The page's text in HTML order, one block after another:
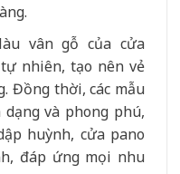
vân gỗ của cửa
nhiên, tạo nên vẻ
Đồng thời, các mẫu
và phong phú,
huỳnh, cửa pano
đáp ứng mọi nhu